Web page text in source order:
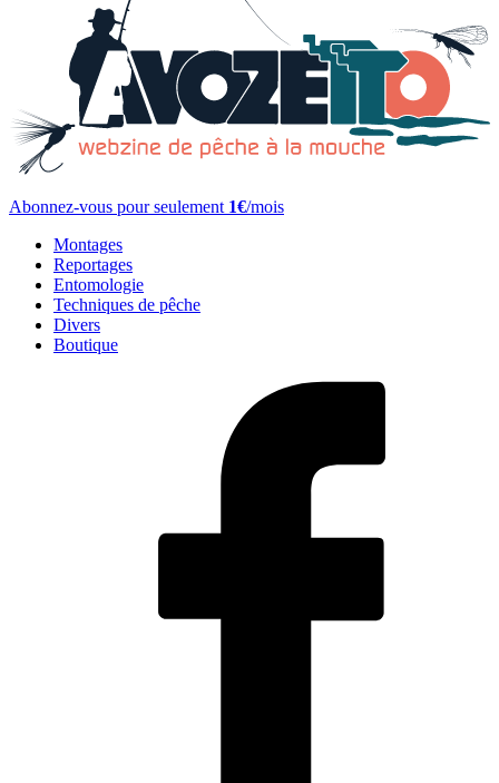
Abonnez-vous pour seulement 1€/mois
Montages
Reportages
Entomologie
Techniques de pêche
Divers
Boutique